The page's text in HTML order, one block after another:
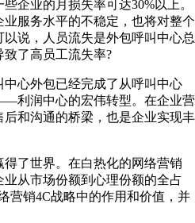
企业的月损失率可达30%以上。
服务水平的不稳定，也将对整个
说，人员流失是外包呼叫中心总
了高员工流失率?
心外包已经完成了从呼叫中心
润中心的宏伟转型。在企业营
和沟通的桥梁，也是企业实现丰
了世界。在白热化的网络营销
从市场份额到心理份额的全占
营销4C战略中的作用和价值，并